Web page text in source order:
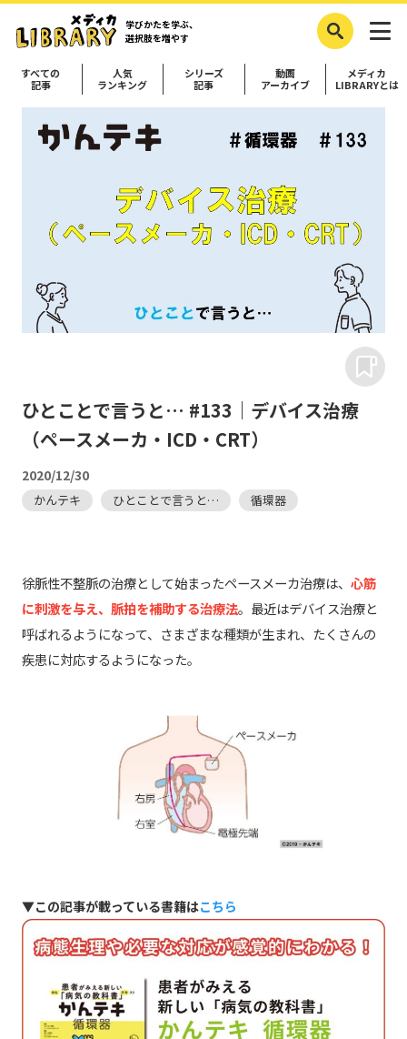
学びかたを学ぶ、
選択肢を増やす
すべての
記事
人気
ランキング
シリーズ
記事
動画
アーカイブ
メディカ
LIBRARYとは
ひとことで言うと… #133｜デバイス治療
（ペースメーカ・ICD・CRT）
2020/12/30
かんテキ ひとことで言うと… 循環器
徐脈性不整脈の治療として始まったペースメーカ治療は、 心筋
に刺激を与え、脈拍を補助する治療法。最近はデバイス治療と
呼ばれるようになって、さまざまな種類が生まれ、たくさんの
疾患に対応するようになった。
▼この記事が載っている書籍はこちら